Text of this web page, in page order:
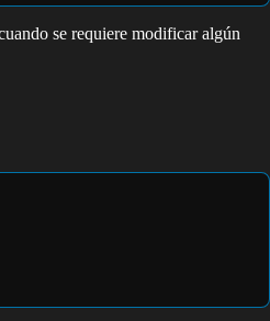
se requiere modificar algún